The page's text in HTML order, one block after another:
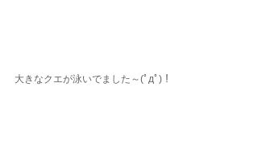
大きなクエが泳いでました～(ﾟдﾟ)！